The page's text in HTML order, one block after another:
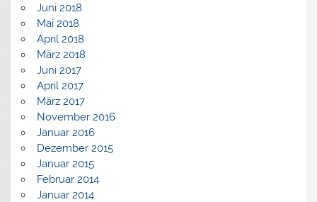
Juni 2018
Mai 2018
April 2018
März 2018
Juni 2017
April 2017
März 2017
November 2016
Januar 2016
Dezember 2015
Januar 2015
Februar 2014
Januar 2014